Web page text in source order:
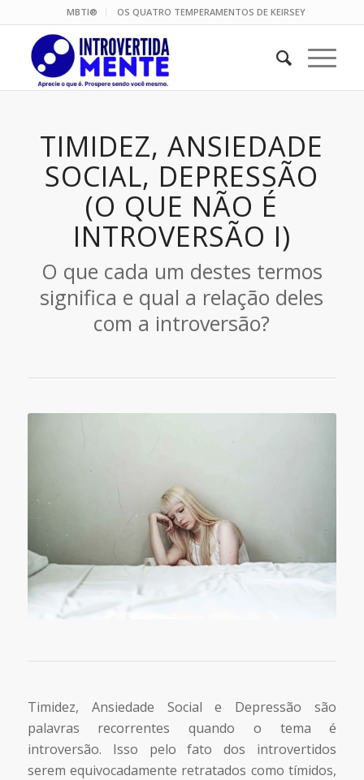
MBTI® OS QUATRO TEMPERAMENTOS DE KEIRSEY
TIMIDEZ, ANSIEDADE
SOCIAL, DEPRESSÃO
(O QUE NÃO É
INTROVERSÃO I)
O que cada um destes termos
significa e qual a relação deles
com a introversão?
Timidez, Ansiedade Social e Depressão são
palavras recorrentes quando o tema é
introversão. Isso pelo fato dos introvertidos
serem equivocadamente retratados como tímidos,